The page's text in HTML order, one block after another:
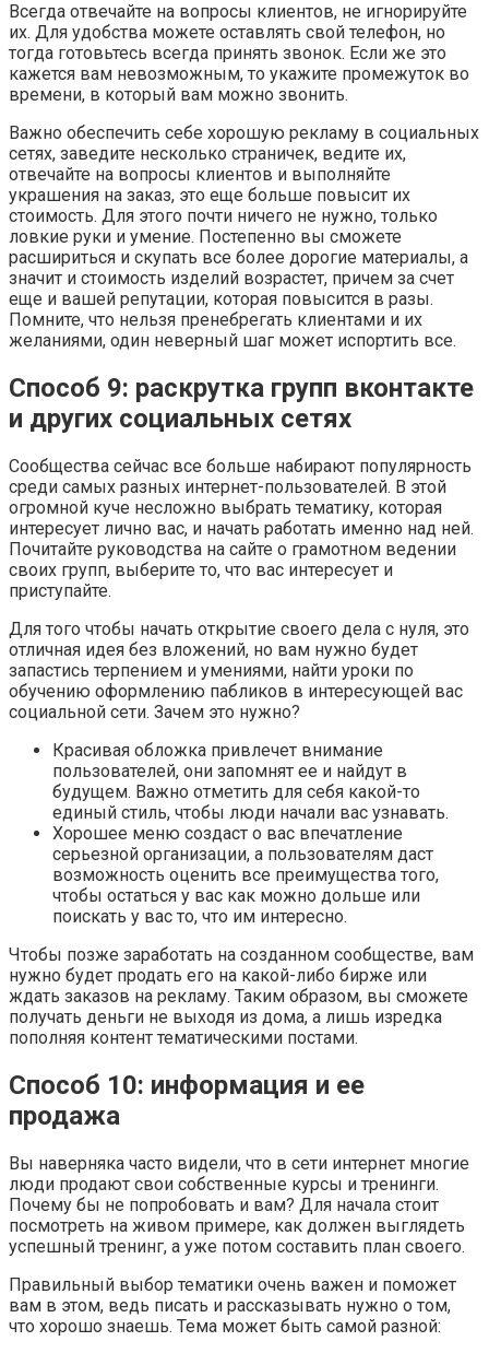
Всегда отвечайте на вопросы клиентов, не игнорируйте
их. Для удобства можете оставлять свой телефон, но
тогда готовьтесь всегда принять звонок. Если же это
кажется вам невозможным, то укажите промежуток во
времени, в который вам можно звонить.
Важно обеспечить себе хорошую рекламу в социальных
сетях, заведите несколько страничек, ведите их,
отвечайте на вопросы клиентов и выполняйте
украшения на заказ, это еще больше повысит их
стоимость. Для этого почти ничего не нужно, только
ловкие руки и умение. Постепенно вы сможете
расшириться и скупать все более дорогие материалы, а
значит и стоимость изделий возрастет, причем за счет
еще и вашей репутации, которая повысится в разы.
Помните, что нельзя пренебрегать клиентами и их
желаниями, один неверный шаг может испортить все.
Способ 9: раскрутка групп вконтакте
и других социальных сетях
Сообщества сейчас все больше набирают популярность
среди самых разных интернет-пользователей. В этой
огромной куче несложно выбрать тематику, которая
интересует лично вас, и начать работать именно над ней.
Почитайте руководства на сайте о грамотном ведении
своих групп, выберите то, что вас интересует и
приступайте.
Для того чтобы начать открытие своего дела с нуля, это
отличная идея без вложений, но вам нужно будет
запастись терпением и умениями, найти уроки по
обучению оформлению пабликов в интересующей вас
социальной сети. Зачем это нужно?
Красивая обложка привлечет внимание
пользователей, они запомнят ее и найдут в
будущем. Важно отметить для себя какой-то
единый стиль, чтобы люди начали вас узнавать.
Хорошее меню создаст о вас впечатление
серьезной организации, а пользователям даст
возможность оценить все преимущества того,
чтобы остаться у вас как можно дольше или
поискать у вас то, что им интересно.
Чтобы позже заработать на созданном сообществе, вам
нужно будет продать его на какой-либо бирже или
ждать заказов на рекламу. Таким образом, вы сможете
получать деньги не выходя из дома, а лишь изредка
пополняя контент тематическими постами.
Способ 10: информация и ее
продажа
Вы наверняка часто видели, что в сети интернет многие
люди продают свои собственные курсы и тренинги.
Почему бы не попробовать и вам? Для начала стоит
посмотреть на живом примере, как должен выглядеть
успешный тренинг, а уже потом составить план своего.
Правильный выбор тематики очень важен и поможет
вам в этом, ведь писать и рассказывать нужно о том,
что хорошо знаешь. Тема может быть самой разной: